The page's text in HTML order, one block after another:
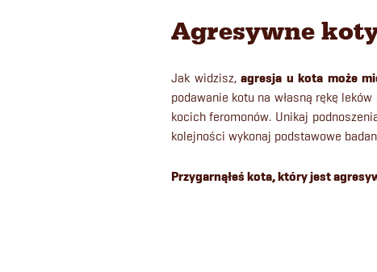
Agresywne
Jak widzisz, agresja u kota może
podawanie kotu na własną rękę
kocich feromonów. Unikaj
kolejności wykonaj podstawowe
Przygarnąłeś kota, który jest